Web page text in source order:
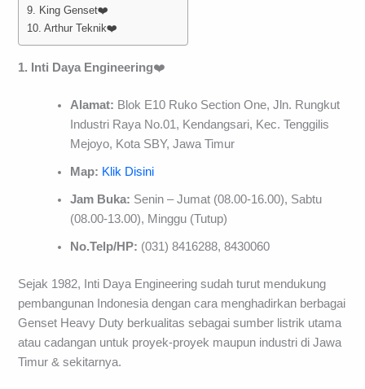
9. King Genset❤️
10. Arthur Teknik❤️
1. Inti Daya Engineering❤️
Alamat: Blok E10 Ruko Section One, Jln. Rungkut
Industri Raya No.01, Kendangsari, Kec. Tenggilis
Mejoyo, Kota SBY, Jawa Timur
Map: Klik Disini
Jam Buka: Senin – Jumat (08.00-16.00), Sabtu
(08.00-13.00), Minggu (Tutup)
No.Telp/HP: (031) 8416288, 8430060
Sejak 1982, Inti Daya Engineering sudah turut mendukung
pembangunan Indonesia dengan cara menghadirkan berbagai
Genset Heavy Duty berkualitas sebagai sumber listrik utama
atau cadangan untuk proyek-proyek maupun industri di Jawa
Timur & sekitarnya.